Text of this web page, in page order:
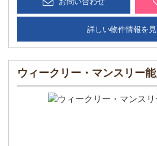
詳しい物件情報を
ウィークリー・マンスリー